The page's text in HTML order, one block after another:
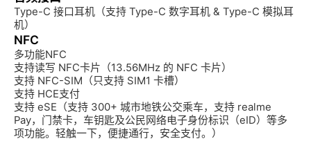
Type-C 接口耳机（支持 Type-C 数字耳机 & Type-C 模拟耳
机）
NFC
多功能NFC
支持读写 NFC卡片（13.56MHz 的 NFC 卡片）
支持 NFC-SIM（只支持 SIM1 卡槽）
支持 HCE支付
支持 eSE（支持 300+ 城市地铁公交乘车，支持 realme
Pay，门禁卡，车钥匙及公民网络电子身份标识（eID）等多
项功能。轻触一下，便捷通行，安全支付。）